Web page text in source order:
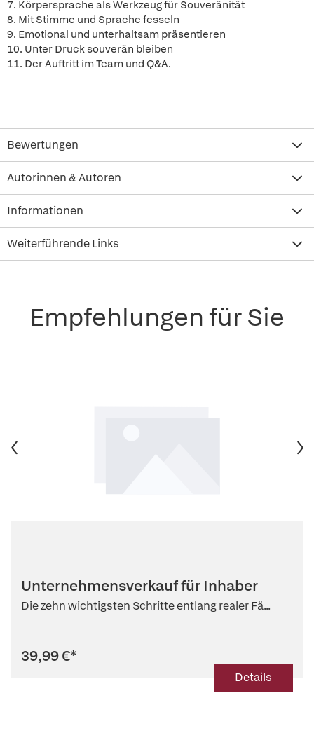
7. Körpersprache als Werkzeug für Souveränität
8. Mit Stimme und Sprache fesseln
9. Emotional und unterhaltsam präsentieren
10. Unter Druck souverän bleiben
11. Der Auftritt im Team und Q&A.
Bewertungen
Autorinnen & Autoren
Informationen
Weiterführende Links
Empfehlungen für Sie
Unternehmensverkauf für Inhaber
Die zehn wichtigsten Schritte entlang realer Fä...
39,99 €*
Details